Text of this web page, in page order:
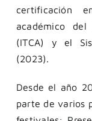
certificación
académico
(ITCA) y el
(2023).
Desde el año
parte de varios